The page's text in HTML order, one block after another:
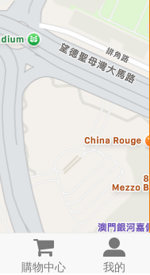

購物中心

我的